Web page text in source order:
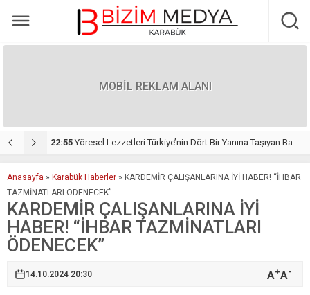
MOBİL REKLAM ALANI
ATILDI 22:55 Yöresel Lezzetleri Türkiye’nin Dört Bir Yanına Taşıyan Başarı Hikâyesi: Duman Organizasyon
Anasayfa » Karabük Haberler » KARDEMİR ÇALIŞANLARINA İYİ HABER! “İHBAR
TAZMİNATLARI ÖDENECEK”
KARDEMİR ÇALIŞANLARINA İYİ
HABER! “İHBAR TAZMİNATLARI
ÖDENECEK”
14.10.2024 20:30 A+A-